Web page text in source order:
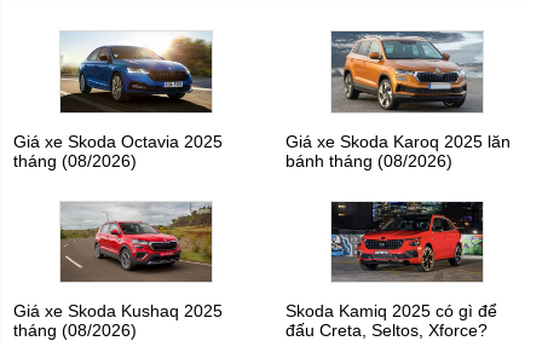
Giá xe Skoda Octavia 2025
tháng (08/2026)
Giá xe Skoda Karoq 2025 lăn
bánh tháng (08/2026)
Giá xe Skoda Kushaq 2025
tháng (08/2026)
Skoda Kamiq 2025 có gì để
đấu Creta, Seltos, Xforce?